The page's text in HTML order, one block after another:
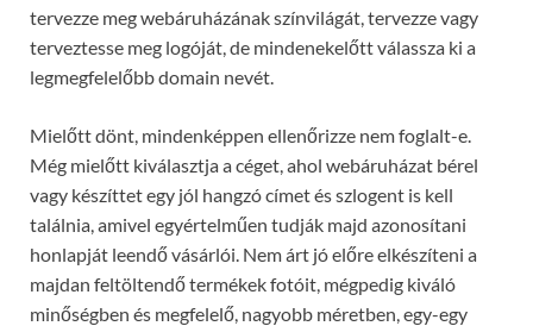
tervezze meg webáruházának színvilágát, tervezze vagy
terveztesse meg logóját, de mindenekelőtt válassza ki a
legmegfelelőbb domain nevét.
Mielőtt dönt, mindenképpen ellenőrizze nem foglalt-e.
Még mielőtt kiválasztja a céget, ahol webáruházat bérel
vagy készíttet egy jól hangzó címet és szlogent is kell
találnia, amivel egyértelműen tudják majd azonosítani
honlapját leendő vásárlói. Nem árt jó előre elkészíteni a
majdan feltöltendő termékek fotóit, mégpedig kiváló
minőségben és megfelelő, nagyobb méretben, egy-egy